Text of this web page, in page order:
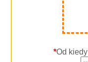
*Od